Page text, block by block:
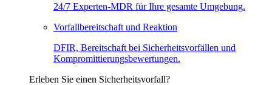
24/7 Experten-MDR für Ihre gesamte Umgebung.
Vorfallbereitschaft und Reaktion
DFIR, Bereitschaft bei Sicherheitsvorfällen und
Kompromittierungsbewertungen.
Erleben Sie einen Sicherheitsvorfall?